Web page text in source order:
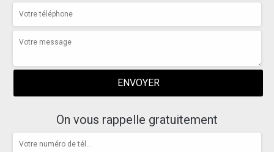
On vous rappelle gratuitement